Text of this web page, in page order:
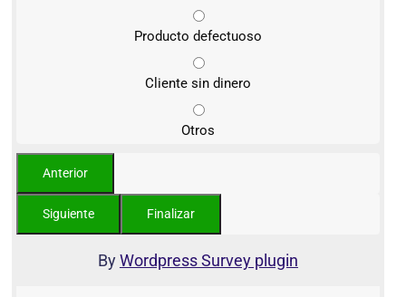
Producto defectuoso
Cliente sin dinero
Otros
ByWordpress Survey plugin